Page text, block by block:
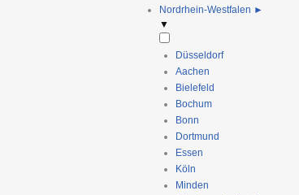
Nordrhein-Westfalen ►
▼
Düsseldorf
Aachen
Bielefeld
Bochum
Bonn
Dortmund
Essen
Köln
Minden